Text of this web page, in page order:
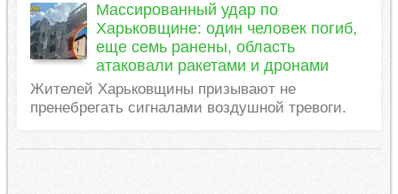
Массированный удар по
Харьковщине: один человек погиб,
еще семь ранены, область
атаковали ракетами и дронами
Жителей Харьковщины призывают не
пренебрегать сигналами воздушной тревоги.